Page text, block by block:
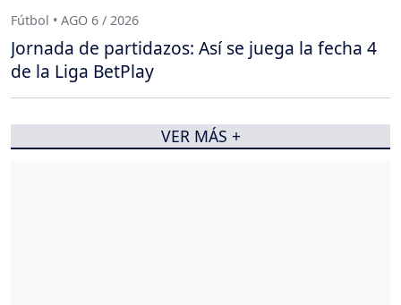
Fútbol • AGO 6 / 2026
Jornada de partidazos: Así se juega la fecha 4
de la Liga BetPlay
VER MÁS +